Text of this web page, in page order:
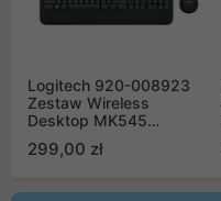
Logitech 920-008923
Zestaw Wireless
Desktop MK545
299,00 zł